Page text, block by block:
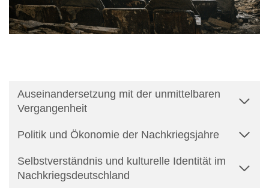
Auseinandersetzung mit der unmittelbaren
Vergangenheit
Politik und Ökonomie der Nachkriegsjahre
Selbstverständnis und kulturelle Identität im
Nachkriegsdeutschland